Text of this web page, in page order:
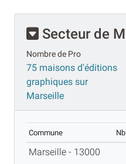
Secteur de
Nombre de Pro
75 maisons d'éditions
graphiques sur
Marseille
Commune
Marseille - 13000